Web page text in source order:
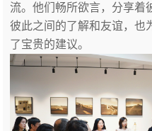
流。他们畅所欲言，分享着
彼此之间的了解和友谊，也
了宝贵的建议。